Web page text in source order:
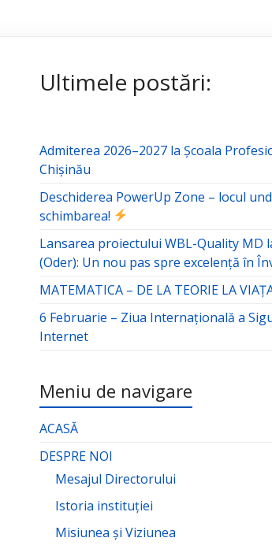
Ultimele postări:
Admiterea 2026–2027 la Școala
Chișinău
Deschiderea PowerUp Zone – locul
schimbarea!
Lansarea proiectului WBL-Quality MD
(Oder): Un nou pas spre excelență în
MATEMATICA – DE LA TEORIE LA
6 Februarie – Ziua Internațională a
Internet
Meniu de navigare
ACASĂ
DESPRE NOI
Mesajul Directorului
Istoria instituției
Misiunea și Viziunea